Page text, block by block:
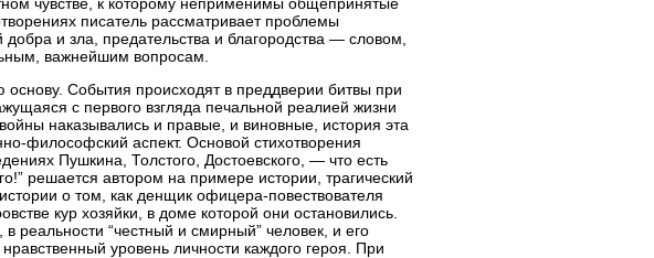
писатель рассматривает проблемы
и зла, предательства и благородства — словом,
важнейшим вопросам.
основу. События происходят в преддверии битвы при
с первого взгляда печальной реалией жизни
наказывались и правые, и виновные, история эта
философский аспект. Основой стихотворения
Пушкина, Толстого, Достоевского, — что есть
решается автором на примере истории, трагический
о том, как денщик офицера-повествователя
кур хозяйки, в доме которой они остановились.
реальности “честный и смирный” человек, и его
уровень личности каждого героя. При